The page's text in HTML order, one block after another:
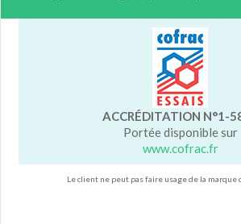
ACCRÉDITATION N°1-
Portée disponible sur
www.cofrac.fr
Le client ne peut pas faire usage de la marque